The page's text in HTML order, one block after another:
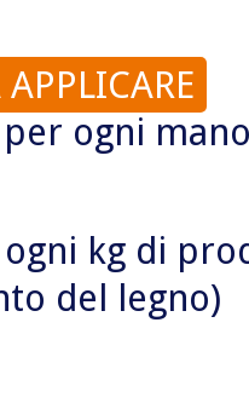
ogni
ogni kg di
del legno)